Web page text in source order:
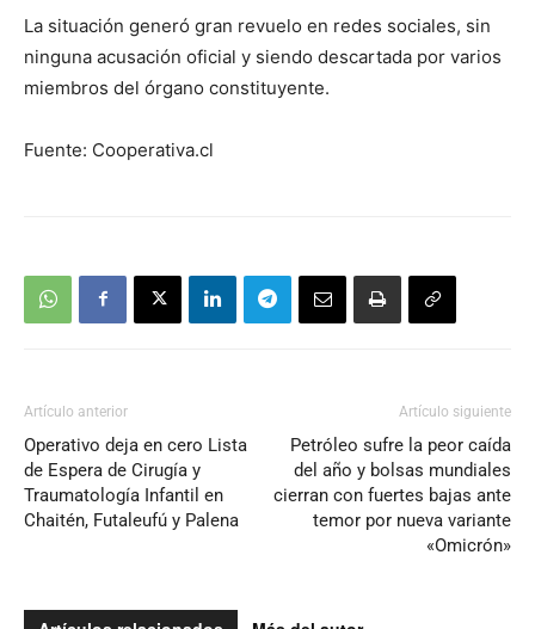
La situación generó gran revuelo en redes sociales, sin
ninguna acusación oficial y siendo descartada por varios
miembros del órgano constituyente.
Fuente: Cooperativa.cl
Artículo anterior
Operativo deja en cero Lista
de Espera de Cirugía y
Traumatología Infantil en
Chaitén, Futaleufú y Palena
Artículo siguiente
Petróleo sufre la peor caída
del año y bolsas mundiales
cierran con fuertes bajas ante
temor por nueva variante
«Omicrón»